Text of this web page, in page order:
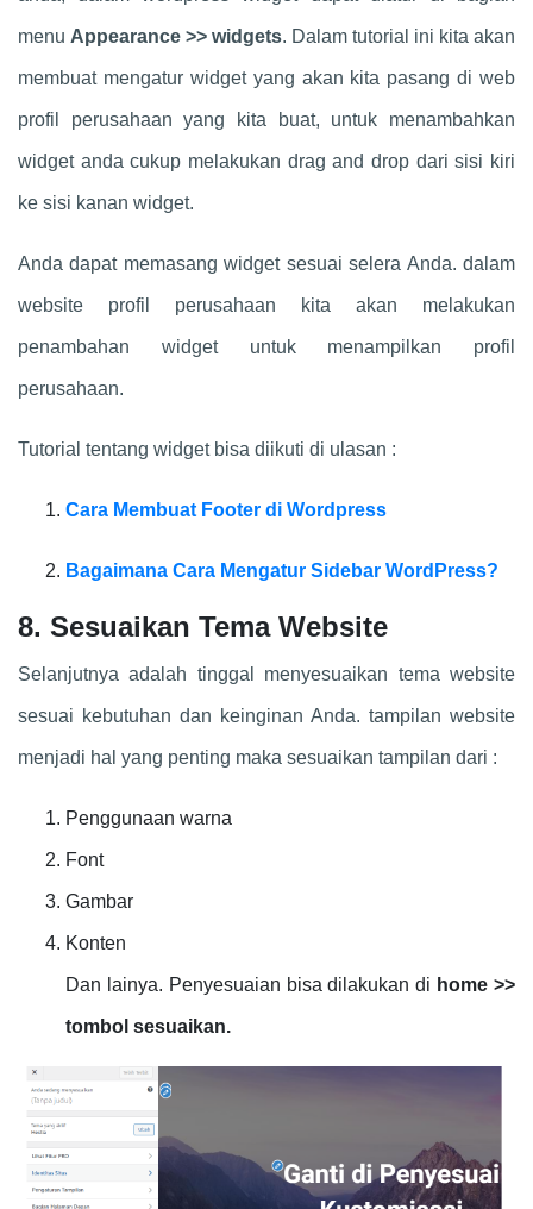
menu Appearance >> widgets. Dalam tutorial ini kita akan
membuat mengatur widget yang akan kita pasang di web
profil perusahaan yang kita buat, untuk menambahkan
widget anda cukup melakukan drag and drop dari sisi kiri
ke sisi kanan widget.
Anda dapat memasang widget sesuai selera Anda. dalam
website profil perusahaan kita akan melakukan
penambahan widget untuk menampilkan profil
perusahaan.
Tutorial tentang widget bisa diikuti di ulasan :
Cara Membuat Footer di Wordpress
Bagaimana Cara Mengatur Sidebar WordPress?
8. Sesuaikan Tema Website
Selanjutnya adalah tinggal menyesuaikan tema website
sesuai kebutuhan dan keinginan Anda. tampilan website
menjadi hal yang penting maka sesuaikan tampilan dari :
Penggunaan warna
Font
Gambar
Konten
Dan lainya. Penyesuaian bisa dilakukan di home >>
tombol sesuaikan.